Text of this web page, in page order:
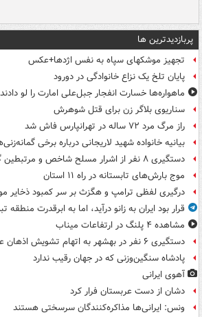
پربازدیدترین ها
تجهیز موشکهای سپاه به نفس اژدها+عکس
پایان تلخ یک نزاع خانوادگی در دورود
ماهواره‌ها خسارت انفجار جبل‌علی امارت را لو دادند
سناریوی بلاگر زن برای قتل شوهرش
راز مرگ مرد ۷۲ ساله در تهرانپارس فاش شد
بیانیه خانواده شهید لاریجانی درباره برخی
دستگیری ۸ نفر از اشرار مسلح شاخص و مرتبطین گروهک های تروریستی
موج بارش‌های تابستانه در راه ۱۱ استان
درگیری لفظی ترامپ و هگزث بر سر کمبود ذخایر
قرار بود ایران به زانو درآید، اما به ابرقدرت منطقه
مشاهده ۴ پلنگ در ارتفاعات میناب
دستگیری ۶ نفر در بهشهر به اتهام تشویش اذهان عمومی
پادشاه سنگین‌وزنی که در جهان رقیب ندارد
آهوی ایرانی
دشان از دست عربستان فرار کرد
ونس: ایرانی‌ها مذاکره‌کنندگان سرسختی هستند